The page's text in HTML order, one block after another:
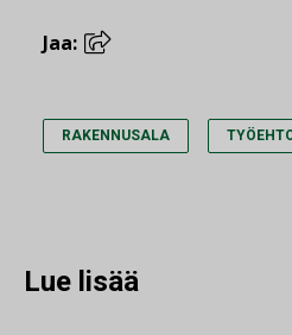
Jaa:
RAKENNUSALA
Lue lisää